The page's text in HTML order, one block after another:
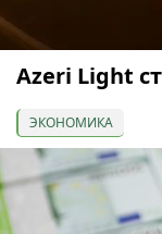
Azeri Light
ЭКОНОМИКА